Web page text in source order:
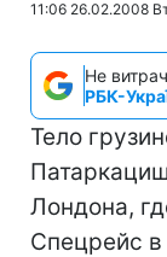
11:06 26.02.2008
Не
РБК-
Тело
Лондона,
Спецрейс в